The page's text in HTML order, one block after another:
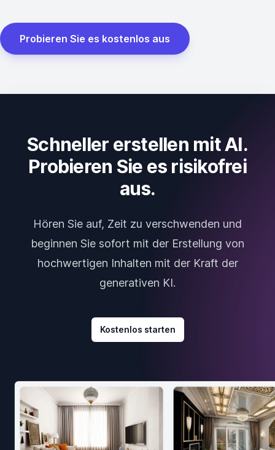
Probieren Sie es kostenlos aus
Schneller erstellen mit AI.
Probieren Sie es risikofrei
aus.
Hören Sie auf, Zeit zu verschwenden und
beginnen Sie sofort mit der Erstellung von
hochwertigen Inhalten mit der Kraft der
generativen KI.
Kostenlos starten